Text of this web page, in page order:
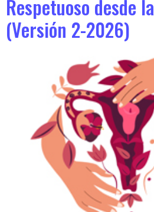
Respetuoso desde
(Versión 2-2026)